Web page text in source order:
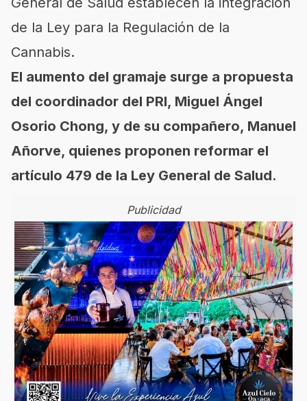
de la Ley para la Regulación de la
Cannabis.
El aumento del gramaje surge a propuesta
del coordinador del PRI, Miguel Ángel
Osorio Chong, y de su compañero, Manuel
Añorve, quienes proponen reformar el
artículo 479 de la Ley General de Salud.
Publicidad